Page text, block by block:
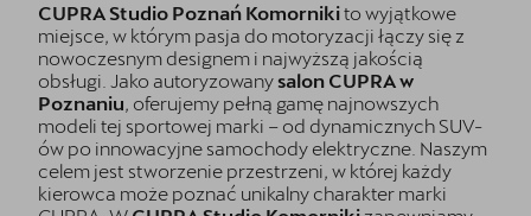
CUPRA Studio Poznań Komornikito wyjątkowe
miejsce, w którym pasja do motoryzacji łączy się z
nowoczesnym designem i najwyższą jakością
obsługi. Jako autoryzowanysalon CUPRA w
Poznaniu, oferujemy pełną gamę najnowszych
modeli tej sportowej marki – od dynamicznych SUV-
ów po innowacyjne samochody elektryczne. Naszym
celem jest stworzenie przestrzeni, w której każdy
kierowca może poznać unikalny charakter marki